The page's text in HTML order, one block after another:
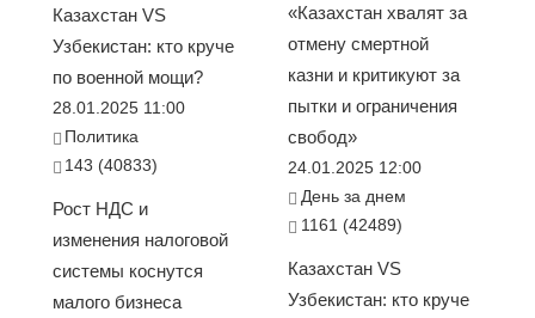
Казахстан VS
Узбекистан: кто круче
по военной мощи?
28.01.2025 11:00
Политика
143 (40833)
Рост НДС и
изменения налоговой
системы коснутся
малого бизнеса
«Казахстан хвалят за
отмену смертной
казни и критикуют за
пытки и ограничения
свобод»
24.01.2025 12:00
День за днем
1161 (42489)
Казахстан VS
Узбекистан: кто круче